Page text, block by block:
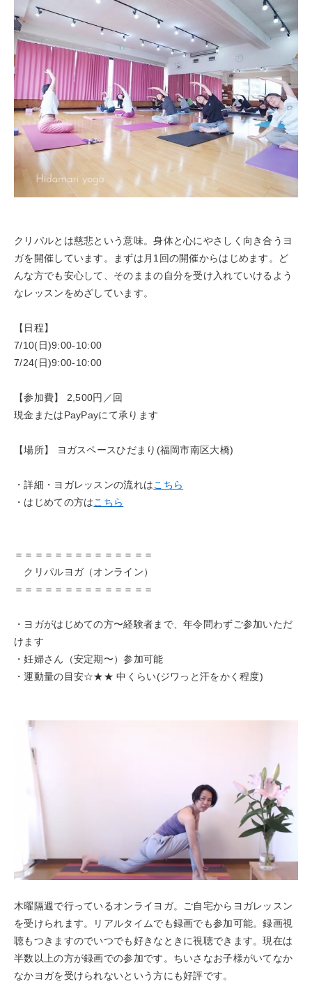
クリパルとは慈悲という意味。身体と心にやさしく向き合うヨ
ガを開催しています。まずは月1回の開催からはじめます。ど
んな方でも安心して、そのままの自分を受け入れていけるよう
なレッスンをめざしています。
【日程】
7/10(日)9:00-10:00
7/24(日)9:00-10:00
【参加費】 2,500円／回
現金またはPayPayにて承ります
【場所】 ヨガスペースひだまり(福岡市南区大橋)
・詳細・ヨガレッスンの流れはこちら
・はじめての方はこちら
＝＝＝＝＝＝＝＝＝＝＝＝＝＝
クリパルヨガ（オンライン）
＝＝＝＝＝＝＝＝＝＝＝＝＝＝
・ヨガがはじめての方〜経験者まで、年令問わずご参加いただ
けます
・妊婦さん（安定期〜）参加可能
・運動量の目安☆★★ 中くらい(ジワっと汗をかく程度)
木曜隔週で行っているオンライヨガ。ご自宅からヨガレッスン
を受けられます。リアルタイムでも録画でも参加可能。録画視
聴もつきますのでいつでも好きなときに視聴できます。現在は
半数以上の方が録画での参加です。ちいさなお子様がいてなか
なかヨガを受けられないという方にも好評です。